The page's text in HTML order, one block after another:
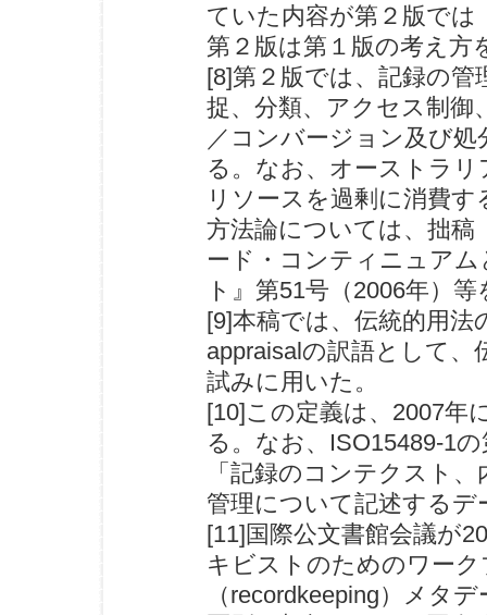
ていた内容が第２版で
第２版は第１版の考え方
[8]第２版では、記録の
捉、分類、アクセス制御
／コンバージョン及び
る。なお、オーストラ
リソースを過剰に消費
方法論については、拙
ード・コンティニュア
ト』第51号（2006年）
[9]本稿では、伝統的用
appraisalの訳語として、
試みに用いた。
[10]この定義は、2007年
る。なお、ISO15489-1
「記録のコンテクスト
管理について記述するデ
[11]国際公文書館会議が
キビストのためのワー
（recordkeeping）メタ